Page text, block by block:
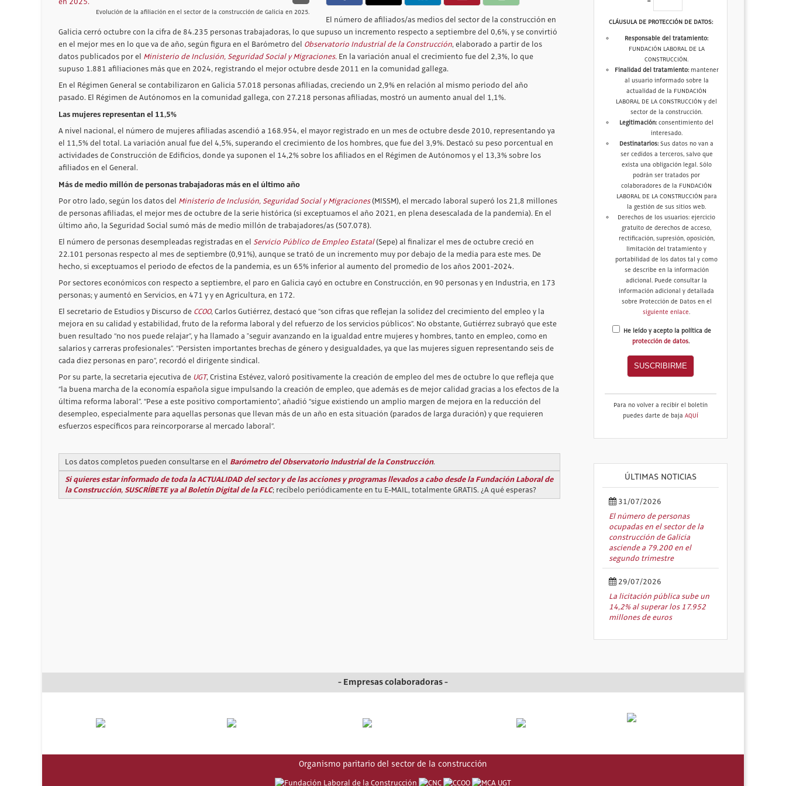
Evolución de la afiliación en el sector de la construcción de Galicia en 2025.
El número de afiliados/as medios del sector de la construcción en
Galicia cerró octubre con la cifra de 84.235 personas trabajadoras, lo que supuso un incremento respecto a septiembre del 0,6%, y se convirtió
en el mejor mes en lo que va de año, según figura en el Barómetro del Observatorio Industrial de la Construcción, elaborado a partir de los
datos publicados por el Ministerio de Inclusión, Seguridad Social y Migraciones. En la variación anual el crecimiento fue del 2,3%, lo que
supuso 1.881 afiliaciones más que en 2024, registrando el mejor octubre desde 2011 en la comunidad gallega.
En el Régimen General se contabilizaron en Galicia 57.018 personas afiliadas, creciendo un 2,9% en relación al mismo periodo del año
pasado. El Régimen de Autónomos en la comunidad gallega, con 27.218 personas afiliadas, mostró un aumento anual del 1,1%.
Las mujeres representan el 11,5%
A nivel nacional, el número de mujeres afiliadas ascendió a 168.954, el mayor registrado en un mes de octubre desde 2010, representando ya
el 11,5% del total. La variación anual fue del 4,5%, superando el crecimiento de los hombres, que fue del 3,9%. Destacó su peso porcentual en
actividades de Construcción de Edificios, donde ya suponen el 14,2% sobre los afiliados en el Régimen de Autónomos y el 13,3% sobre los
afiliados en el General.
Más de medio millón de personas trabajadoras más en el último año
Por otro lado, según los datos del Ministerio de Inclusión, Seguridad Social y Migraciones(MISSM), el mercado laboral superó los 21,8 millones
de personas afiliadas, el mejor mes de octubre de la serie histórica (si exceptuamos el año 2021, en plena desescalada de la pandemia). En el
último año, la Seguridad Social sumó más de medio millón de trabajadores/as (507.078).
El número de personas desempleadas registradas en el Servicio Público de Empleo Estatal(Sepe) al finalizar el mes de octubre creció en
22.101 personas respecto al mes de septiembre (0,91%), aunque se trató de un incremento muy por debajo de la media para este mes. De
hecho, si exceptuamos el periodo de efectos de la pandemia, es un 65% inferior al aumento del promedio de los años 2001-2024.
Por sectores económicos con respecto a septiembre, el paro en Galicia cayó en octubre en Construcción, en 90 personas y en Industria, en 173
personas; y aumentó en Servicios, en 471 y y en Agricultura, en 172.
El secretario de Estudios y Discurso de CCOO, Carlos Gutiérrez, destacó que “son cifras que reflejan la solidez del crecimiento del empleo y la
mejora en su calidad y estabilidad, fruto de la reforma laboral y del refuerzo de los servicios públicos”. No obstante, Gutiérrez subrayó que este
buen resultado “no nos puede relajar”, y ha llamado a "seguir avanzando en la igualdad entre mujeres y hombres, tanto en empleo, como en
salarios y carreras profesionales”. “Persisten importantes brechas de género y desigualdades, ya que las mujeres siguen representando seis de
cada diez personas en paro”, recordó el dirigente sindical.
Por su parte, la secretaria ejecutiva de UGT, Cristina Estévez, valoró positivamente la creación de empleo del mes de octubre lo que refleja que
“la buena marcha de la economía española sigue impulsando la creación de empleo, que además es de mejor calidad gracias a los efectos de la
última reforma laboral”. “Pese a este positivo comportamiento”, añadió “sigue existiendo un amplio margen de mejora en la reducción del
desempleo, especialmente para aquellas personas que llevan más de un año en esta situación (parados de larga duración) y que requieren
esfuerzos específicos para reincorporarse al mercado laboral”.
Los datos completos pueden consultarse en el Barómetro del Observatorio Industrial de la Construcción.
Si quieres estar informado de toda la ACTUALIDAD del sector y de las acciones y programas llevados a cabo desde la Fundación Laboral de
la Construcción, SUSCRÍBETE ya al Boletín Digital de la FLC; recíbelo periódicamente en tu E-MAIL, totalmente GRATIS. ¿A qué esperas?
CLÁUSULA DE PROTECCIÓN DE DATOS:
Responsable del tratamiento:
FUNDACIÓN LABORAL DE LA
CONSTRUCCIÓN.
Finalidad del tratamiento:mantener
al usuario informado sobre la
actualidad de la FUNDACIÓN
LABORAL DE LA CONSTRUCCIÓN y del
sector de la construcción.
Legitimación:consentimiento del
interesado.
Destinatarios:Sus datos no van a
ser cedidos a terceros, salvo que
exista una obligación legal. Sólo
podrán ser tratados por
colaboradores de la FUNDACIÓN
LABORAL DE LA CONSTRUCCIÓN para
la gestión de sus sitios web.
Derechos de los usuarios: ejercicio
gratuito de derechos de acceso,
rectificación, supresión, oposición,
limitación del tratamiento y
portabilidad de los datos tal y como
se describe en la información
adicional. Puede consultar la
información adicional y detallada
sobre Protección de Datos en el
siguiente enlace.
He leído y acepto la política de
protección de datos.
Para no volver a recibir el boletín
puedes darte de bajaAQUÍ
ÚLTIMAS NOTICIAS
31/07/2026
El número de personas
ocupadas en el sector de la
construcción de Galicia
asciende a 79.200 en el
segundo trimestre
29/07/2026
La licitación pública sube un
14,2% al superar los 17.952
millones de euros
- Empresas colaboradoras -
Organismo paritario del sector de la construcción